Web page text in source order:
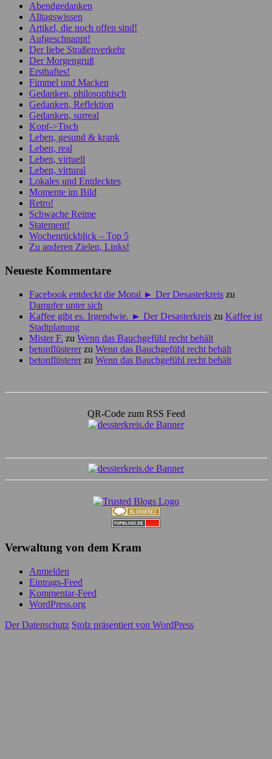
Abendgedanken
Alltagswissen
Artikel, die noch offen sind!
Aufgeschnappt!
Der liebe Straßenverkehr
Der Morgengruß
Ersthaftes!
Fimmel und Macken
Gedanken, philosophisch
Gedanken, Reflektion
Gedanken, surreal
Kopf->Tisch
Leben, gesund & krank
Leben, real
Leben, virtuell
Leben, virtural
Lokales und Entdecktes
Momente im Bild
Retro!
Schwache Reime
Statement!
Wochenrückblick – Top 5
Zu anderen Zielen, Links!
Neueste Kommentare
Facebook entdeckt die Moral ► Der Desasterkreis zu
Dampfer unter sich
Kaffee gibt es. Irgendwie. ► Der Desasterkreis zu Kaffee ist
Stadtplanung
Mister F. zu Wenn das Bauchgefühl recht behält
betonflüstererzu Wenn das Bauchgefühl recht behält
betonflüstererzu Wenn das Bauchgefühl recht behält
QR-Code zum RSS Feed
Verwaltung von dem Kram
Anmelden
Eintrags-Feed
Kommentar-Feed
WordPress.org
Der Datenschutz Stolz präsentiert von WordPress